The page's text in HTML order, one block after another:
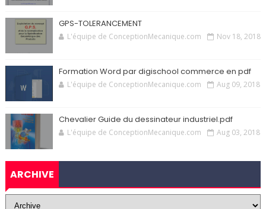
GPS-TOLERANCEMENT
L'équipe de ConceptionMecanique.com Nov 18, 2018
Formation Word par digischool commerce en pdf
L'équipe de ConceptionMecanique.com Aug 09, 2018
Chevalier Guide du dessinateur industriel.pdf
L'équipe de ConceptionMecanique.com Aug 03, 2018
ARCHIVE